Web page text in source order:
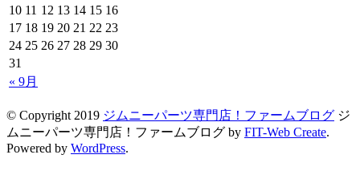
« 9月
10 11 12 13 14 15 16
17 18 19 20 21 22 23
24 25 26 27 28 29 30
31
© Copyright 2019 ジムニーパーツ専門店！ファームブログ ジ
ムニーパーツ専門店！ファームブログ by FIT-Web Create.
Powered by WordPress.